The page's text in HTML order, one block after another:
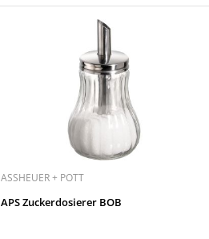
ASSHEUER + POTT
APS Zuckerdosierer BOB